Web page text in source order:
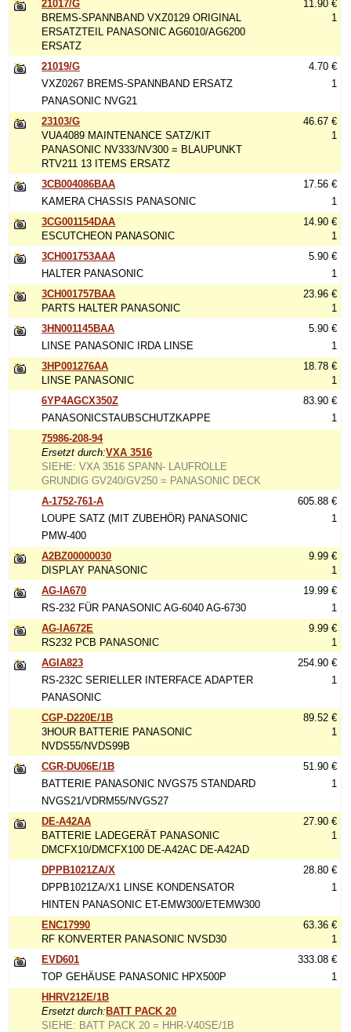
21017/G
BREMS-SPANNBAND VXZ0129 ORIGINAL
ERSATZTEIL PANASONIC AG6010/AG6200
ERSATZ
11.90 €
1
21019/G
VXZ0267 BREMS-SPANNBAND ERSATZ
PANASONIC NVG21
4.70 €
1
23103/G
VUA4089 MAINTENANCE SATZ/KIT
PANASONIC NV333/NV300 = BLAUPUNKT
RTV211 13 ITEMS ERSATZ
46.67 €
1
3CB004086BAA
KAMERA CHASSIS PANASONIC
17.56 €
1
3CG001154DAA
ESCUTCHEON PANASONIC
14.90 €
1
3CH001753AAA
HALTER PANASONIC
5.90 €
1
3CH001757BAA
PARTS HALTER PANASONIC
23.96 €
1
3HN001145BAA
LINSE PANASONIC IRDA LINSE
5.90 €
1
3HP001276AA
LINSE PANASONIC
18.78 €
1
6YP4AGCX350Z
PANASONICSTAUBSCHUTZKAPPE
83.90 €
1
75986-208-94
Ersetzt durch:VXA 3516
SIEHE: VXA 3516 SPANN- LAUFROLLE
GRUNDIG GV240/GV250 = PANASONIC DECK
A-1752-761-A
LOUPE SATZ (MIT ZUBEHÖR) PANASONIC
PMW-400
605.88 €
1
A2BZ00000030
DISPLAY PANASONIC
9.99 €
1
AG-IA670
RS-232 FÜR PANASONIC AG-6040 AG-6730
19.99 €
1
AG-IA672E
RS232 PCB PANASONIC
9.99 €
1
AGIA823
RS-232C SERIELLER INTERFACE ADAPTER
PANASONIC
254.90 €
1
CGP-D220E/1B
3HOUR BATTERIE PANASONIC
NVDS55/NVDS99B
89.52 €
1
CGR-DU06E/1B
BATTERIE PANASONIC NVGS75 STANDARD
NVGS21/VDRM55/NVGS27
51.90 €
1
DE-A42AA
BATTERIE LADEGERÄT PANASONIC
DMCFX10/DMCFX100 DE-A42AC DE-A42AD
27.90 €
1
DPPB1021ZA/X
DPPB1021ZA/X1 LINSE KONDENSATOR
HINTEN PANASONIC ET-EMW300/ETEMW300
28.80 €
1
ENC17990
RF KONVERTER PANASONIC NVSD30
63.36 €
1
EVD601
TOP GEHÄUSE PANASONIC HPX500P
333.08 €
1
HHRV212E/1B
Ersetzt durch: BATT PACK 20
SIEHE: BATT PACK 20 = HHR-V40SE/1B